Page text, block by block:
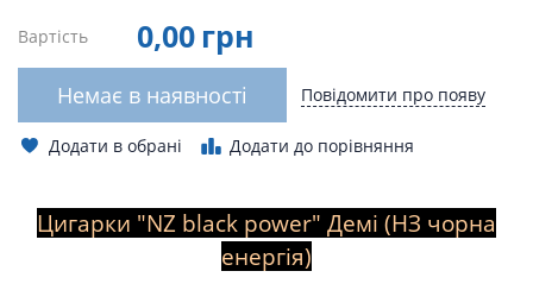
Вартість 0,00 грн
Немає в наявності Повідомити про появу
Додати в обрані Додати до порівняння
Цигарки "NZ black power" Демі (НЗ чорна
енергія)